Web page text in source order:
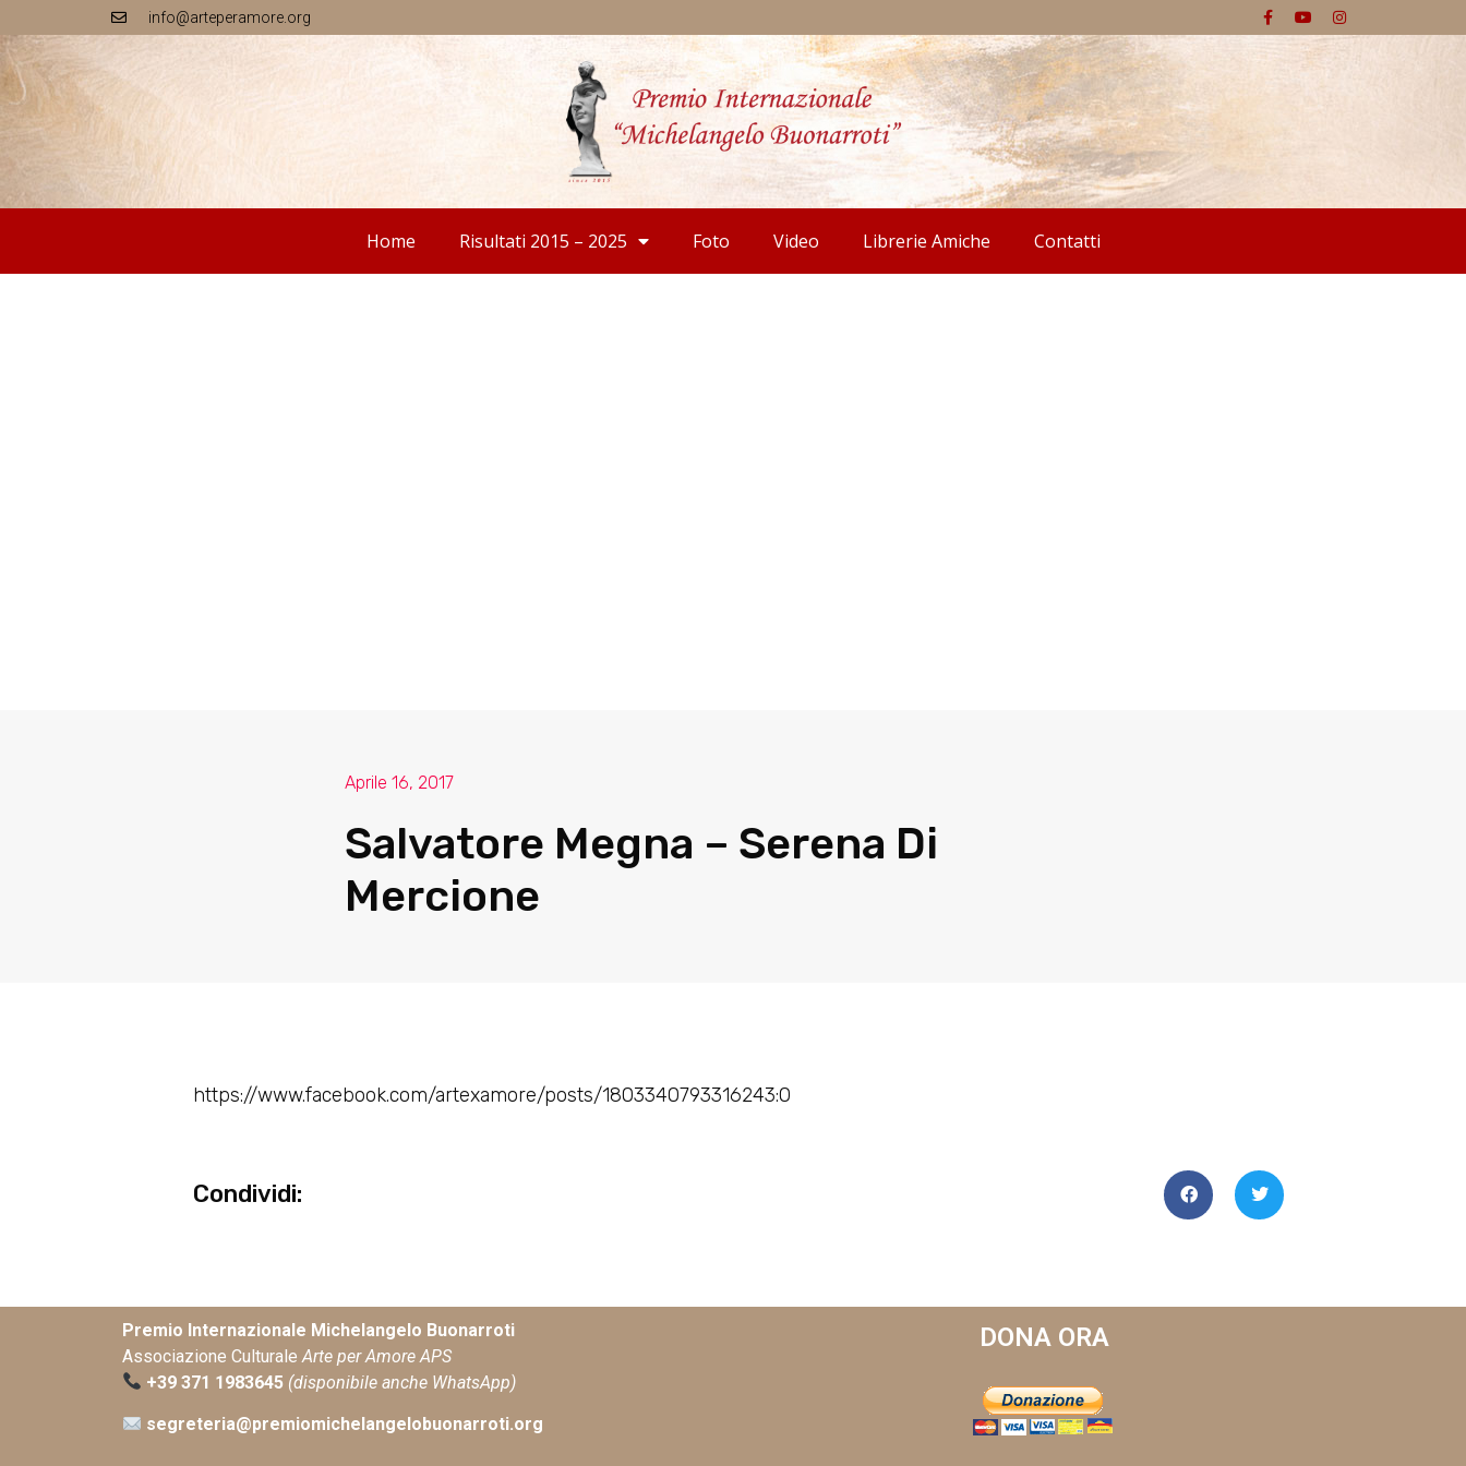
info@arteperamore.org
Home Risultati 2015 – 2025 Foto Video Librerie Amiche Contatti
Aprile 16, 2017
Salvatore Megna – Serena Di
Mercione
https://www.facebook.com/artexamore/posts/1803340793316243:0
Condividi:
Premio Internazionale Michelangelo Buonarroti
Associazione CulturaleArte per Amore APS
+39 371 1983645 (disponibile anche WhatsApp)
segreteria@premiomichelangelobuonarroti.org
DONA ORA